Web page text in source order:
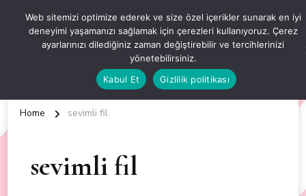
OKUL ÖNCESİ ETKİNLİKLER
EN YENİ VE ÖZGÜN OKUL ÖNCESİ ETKİNLİKLERİ
Home sevimli fil
sevimli fil
Web sitemizi optimize ederek ve size özel içerikler sunarak en iyi
deneyimi yaşamanızı sağlamak için çerezleri kullanıyoruz. Çerez
ayarlarınızı dilediğiniz zaman değiştirebilir ve tercihlerinizi
yönetebilirsiniz.
Kabul Et
Gizlilik politikası